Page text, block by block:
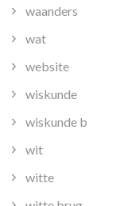
waanders
wat
website
wiskunde
wiskunde b
wit
witte